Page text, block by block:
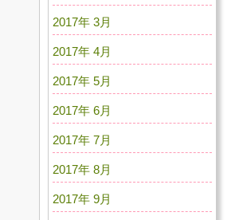
2017年 3月
2017年 4月
2017年 5月
2017年 6月
2017年 7月
2017年 8月
2017年 9月